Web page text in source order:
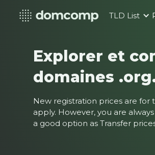
TLD List
Explorer et
domaines
New registration prices are for
apply. However, you are
a good option as Transfer